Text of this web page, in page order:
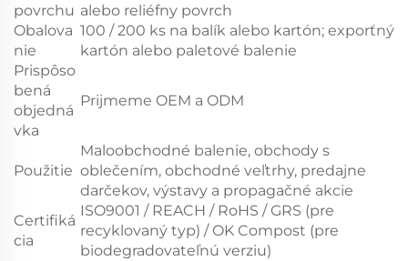
povrchu alebo reliéfny povrch
Obalova
nie
100 / 200 ks na balík alebo kartón; exporťný
kartón alebo paletové balenie
Prispôso
bená
objedná
vka
Prijmeme OEM a ODM
Použitie
Maloobchodné balenie, obchody s
oblečením, obchodné veľtrhy, predajne
darčekov, výstavy a propagačné akcie
Certifiká
cia
ISO9001 / REACH / RoHS / GRS (pre
recyklovaný typ) / OK Compost (pre
biodegradovateľnú verziu)